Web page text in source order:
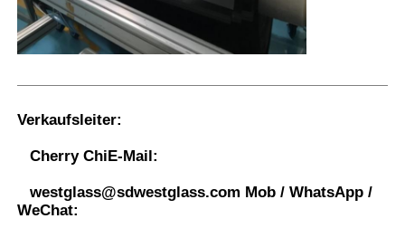
Verkaufsleiter:
Cherry ChiE-Mail:
westglass@sdwestglass.com Mob / WhatsApp /
WeChat: